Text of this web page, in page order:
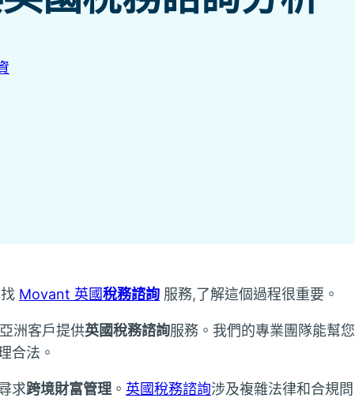
Movant 英國稅務諮詢 服務,了解這個過程很重要。
洲客戶提供英國稅務諮詢服務。我們的專業團隊能幫您
合法。
求跨境財富管理 。 英國稅務諮詢涉及複雜法律和合規問